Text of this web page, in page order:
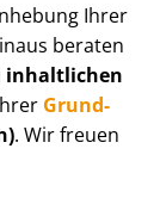
Ihrer
beraten
inhaltlichen
Grund­
. Wir freuen